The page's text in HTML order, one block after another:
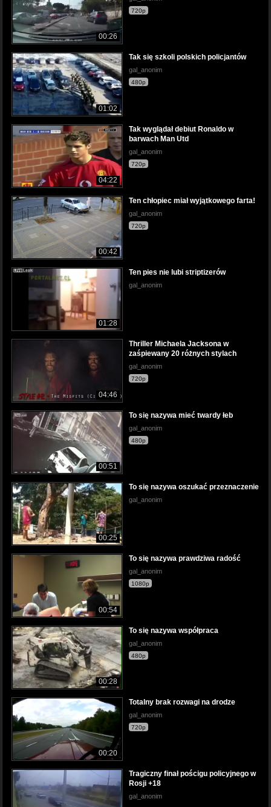
00:26
720p
01:02
Tak się szkoli polskich policjantów
gal_anonim
480p
04:22
Tak wyglądał debiut Ronaldo w
barwach Man Utd
gal_anonim
720p
00:42
Ten chłopiec miał wyjątkowego farta!
gal_anonim
720p
01:28
Ten pies nie lubi striptizerów
gal_anonim
04:46
Thriller Michaela Jacksona w
zaśpiewany 20 różnych stylach
gal_anonim
720p
00:51
To się nazywa mieć twardy łeb
gal_anonim
480p
00:25
To się nazywa oszukać przeznaczenie
gal_anonim
00:54
To się nazywa prawdziwa radość
gal_anonim
1080p
00:28
To się nazywa współpraca
gal_anonim
480p
00:20
Totalny brak rozwagi na drodze
gal_anonim
720p
Tragiczny finał pościgu policyjnego w
Rosji +18
gal_anonim